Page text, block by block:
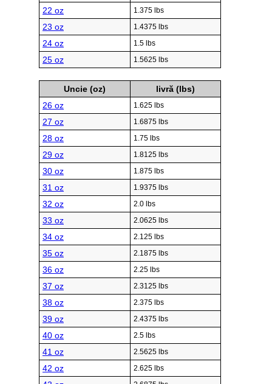
22 oz 1.375 lbs
23 oz 1.4375 lbs
24 oz 1.5 lbs
25 oz 1.5625 lbs
Uncie (oz)
livră (lbs)
26 oz
1.625 lbs
27 oz 1.6875 lbs
28 oz 1.75 lbs
29 oz 1.8125 lbs
30 oz 1.875 lbs
31 oz 1.9375 lbs
32 oz 2.0 lbs
33 oz 2.0625 lbs
34 oz 2.125 lbs
35 oz 2.1875 lbs
36 oz 2.25 lbs
37 oz 2.3125 lbs
38 oz 2.375 lbs
39 oz 2.4375 lbs
40 oz 2.5 lbs
41 oz 2.5625 lbs
42 oz 2.625 lbs